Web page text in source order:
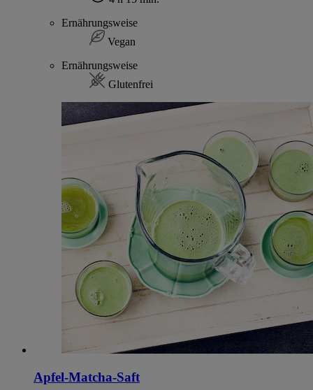
Ernährungsweise
Vegan
Ernährungsweise
Glutenfrei
Apfel-Matcha-Saft